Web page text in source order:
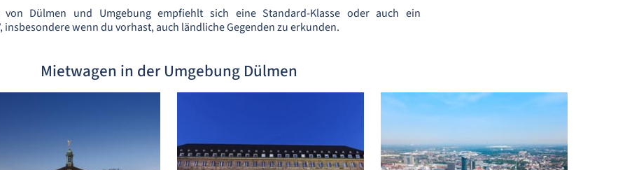
Dülmen und Umgebung empfiehlt sich eine Standard-Klasse oder auch ein
insbesondere wenn du vorhast, auch ländliche Gegenden zu erkunden.
Mietwagen in der Umgebung Dülmen